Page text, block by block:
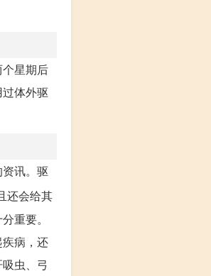
星期后
体外驱
讯。驱
还会给其
重要。
病，还
虫、弓